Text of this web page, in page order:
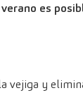
es
y